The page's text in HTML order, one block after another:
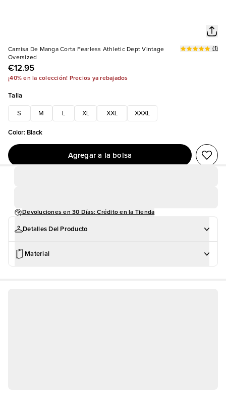
Camisa De Manga Corta Fearless Athletic Dept Vintage
Oversized
€12.95
(1)
¡40% en la colección! Precios ya rebajados
Talla
S M XL XXL XXXL
Color: Black
Agregar a la bolsa
Devoluciones en 30 Días: Crédito en la Tienda
Detalles Del Producto
Material